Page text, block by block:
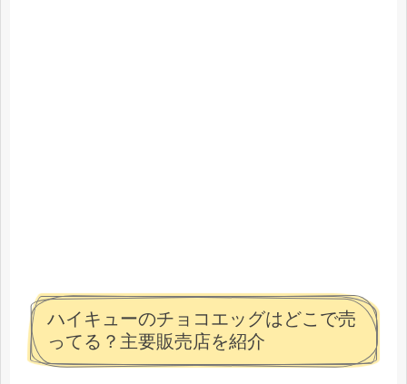
ハイキューのチョコエッグはどこで売
ってる？主要販売店を紹介